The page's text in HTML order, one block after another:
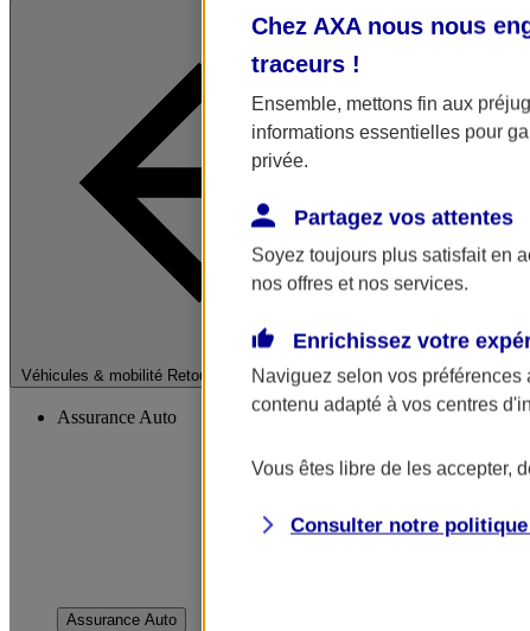
Véhicules & mobilité Retour à la section précédente
Fermer le menu
Assurance Auto
Assurance Auto
Chez AXA nous nous
traceurs !
Ensemble, mettons fin aux
informations essentielles pour
privée.
Partagez vos attentes
Soyez toujours plus satisfait en
nos offres et nos services.
Enrichissez votre
Naviguez selon vos préférences
contenu adapté à vos centres
Vous êtes libre de les accepter,
Consulter notre politique